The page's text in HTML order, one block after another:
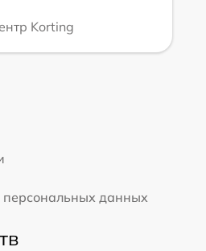
Korting
персональных данных